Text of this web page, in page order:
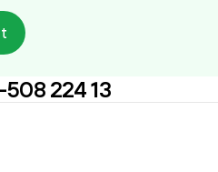
224 13